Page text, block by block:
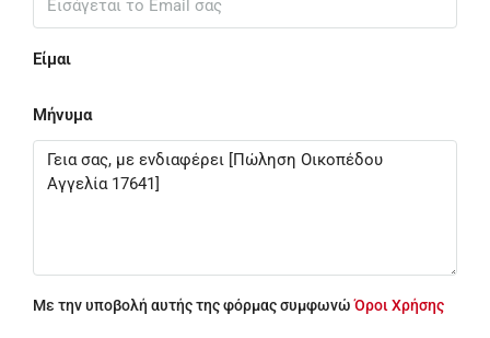
Είμαι
Μήνυμα
Με την υποβολή αυτής της φόρμας συμφωνώΌροι Χρήσης